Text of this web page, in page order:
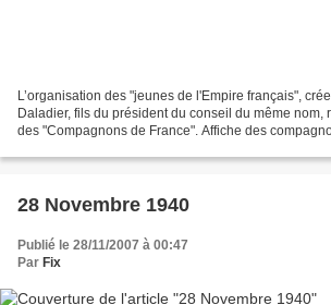
L’organisation des "jeunes de l'Empire français",
Daladier, fils du président du conseil du même nom,
des "Compagnons de France". Affiche des
28 Novembre 1940
Publié le 28/11/2007 à 00:47
Par Fix